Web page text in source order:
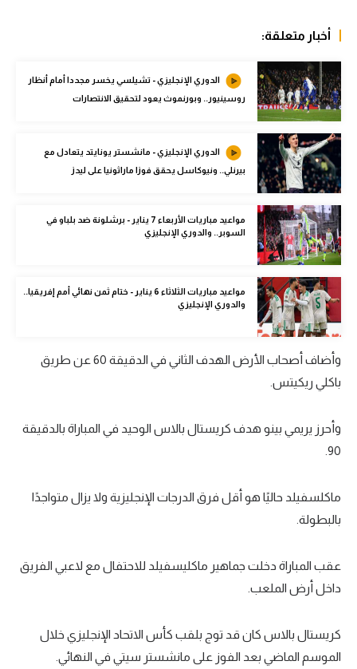
أقسام خاصة
Gamers
ميركاتو
تحقيق في الجول
تقرير في الجول
تحليل في الجول
حكايات في الجول
كويز في الجول
فيديو في الجول
أخبار متعلقة:
الدوري الإنجليزي - تشيلسي يخسر مجددا أمام أنظار
روسينيور.. وبورنموث يعود لتحقيق الانتصارات
الدوري الإنجليزي - مانشستر يونايتد يتعادل مع
بيرنلي.. ونيوكاسل يحقق فوزا ماراثونيا على ليدز
مواعيد مباريات الأربعاء 7 يناير - برشلونة ضد بلباو في
السوبر.. والدوري الإنجليزي
مواعيد مباريات الثلاثاء 6 يناير - ختام ثمن نهائي أمم إفريقيا..
والدوري الإنجليزي
وأضاف أصحاب الأرض الهدف الثاني في الدقيقة 60 عن طريق
باكلي ريكيتس.
وأحرز يريمي بينو هدف كريستال بالاس الوحيد في المباراة بالدقيقة
90.
ماكلسفيلد حاليًا هو أقل فرق الدرجات الإنجليزية ولا يزال متواجدًا
بالبطولة.
عقب المباراة دخلت جماهير ماكليسفيلد للاحتفال مع لاعبي الفريق
داخل أرض الملعب.
كريستال بالاس كان قد توج بلقب كأس الاتحاد الإنجليزي خلال
الموسم الماضي بعد الفوز على مانشستر سيتي في النهائي.